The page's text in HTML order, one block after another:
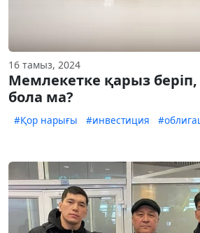
16 тамыз, 2024
Мемлекетке қарыз беріп,
бола ма?
#Қор нарығы #инвестиция